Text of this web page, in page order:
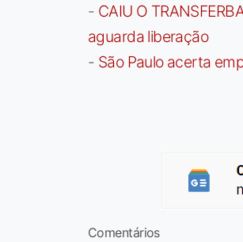
- CAIU O
aguarda liberação
- São Paulo acerta
Comentários